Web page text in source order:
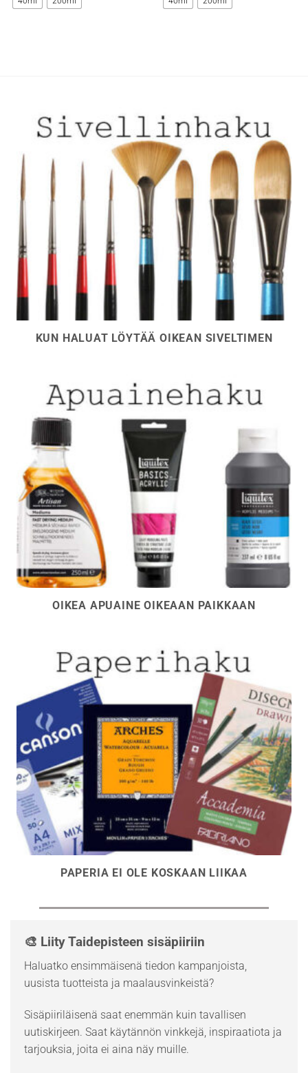
on
on
KUN HALUAT LÖYTÄÄ OIKEAN SIVELTIMEN
OIKEA APUAINE OIKEAAN PAIKKAAN
PAPERIA EI OLE KOSKAAN LIIKAA
🎨 Liity Taidepisteen sisäpiiriin
Haluatko ensimmäisenä tiedon kampanjoista,
uusista tuotteista ja maalausvinkeistä?
Sisäpiiriläisenä saat enemmän kuin tavallisen
uutiskirjeen. Saat käytännön vinkkejä, inspiraatiota ja
tarjouksia, joita ei aina näy muille.